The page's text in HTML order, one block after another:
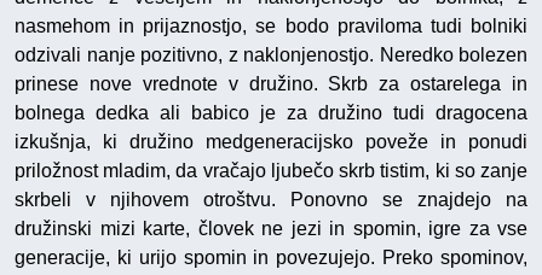
nasmehom in prijaznostjo, se bodo praviloma tudi bolniki
odzivali nanje pozitivno, z naklonjenostjo. Neredko bolezen
prinese nove vrednote v družino. Skrb za ostarelega in
bolnega dedka ali babico je za družino tudi dragocena
izkušnja, ki družino medgeneracijsko poveže in ponudi
priložnost mladim, da vračajo ljubečo skrb tistim, ki so zanje
skrbeli v njihovem otroštvu. Ponovno se znajdejo na
družinski mizi karte, človek ne jezi in spomin, igre za vse
generacije, ki urijo spomin in povezujejo. Preko spominov,